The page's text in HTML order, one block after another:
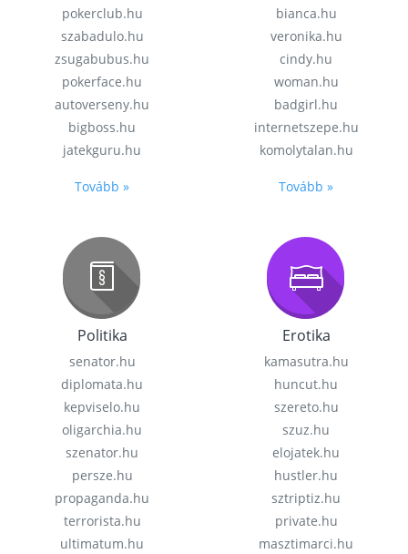
pokerclub.hu
szabadulo.hu
zsugabubus.hu
pokerface.hu
autoverseny.hu
bigboss.hu
jatekguru.hu
Tovább »
bianca.hu
veronika.hu
cindy.hu
woman.hu
badgirl.hu
internetszepe.hu
komolytalan.hu
Tovább »
Politika
senator.hu
diplomata.hu
kepviselo.hu
oligarchia.hu
szenator.hu
persze.hu
propaganda.hu
terrorista.hu
ultimatum.hu
Erotika
kamasutra.hu
huncut.hu
szereto.hu
szuz.hu
elojatek.hu
hustler.hu
sztriptiz.hu
private.hu
masztimarci.hu